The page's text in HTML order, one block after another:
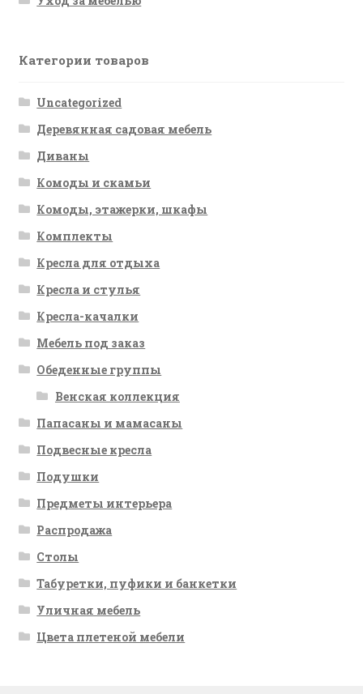
Категории товаров
Uncategorized
Деревянная садовая мебель
Диваны
Комоды и скамьи
Комоды, этажерки, шкафы
Комплекты
Кресла для отдыха
Кресла и стулья
Кресла-качалки
Мебель под заказ
Обеденные группы
Венская коллекция
Папасаны и мамасаны
Подвесные кресла
Подушки
Предметы интерьера
Распродажа
Столы
Табуретки, пуфики и банкетки
Уличная мебель
Цвета плетеной мебели